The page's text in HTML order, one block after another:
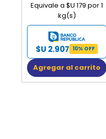
Equivale a $U 179 por 1
kg(s)
$U 2.907 10% OFF
Agregar al carrito